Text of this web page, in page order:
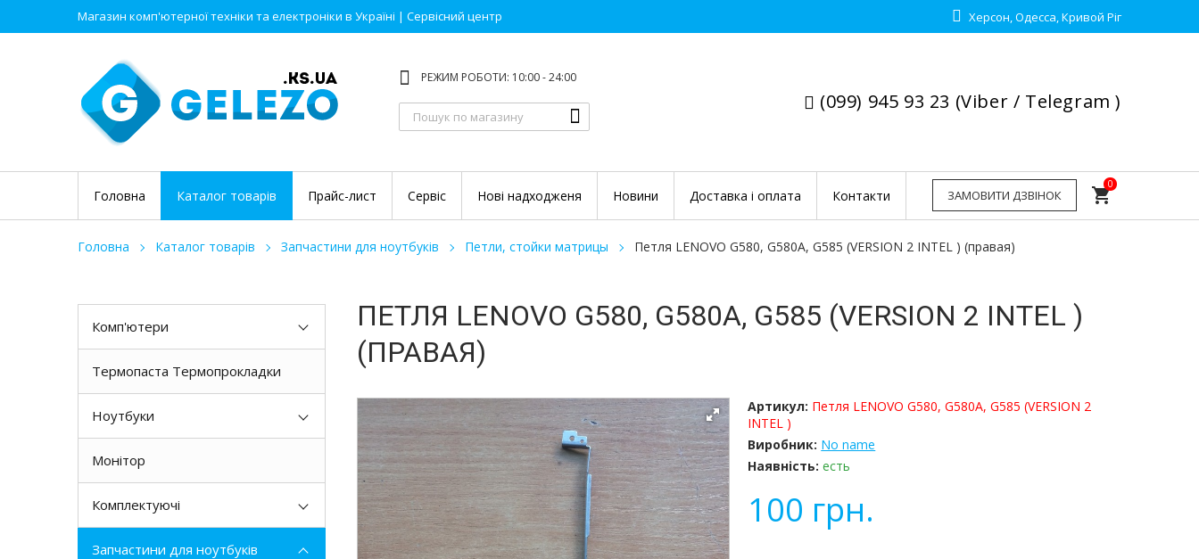
Магазин комп'ютерної техніки та електроніки в Україні | Сервісний центр Херсон, Одесса, Кривой Ріг
(099) 945 93 23 (Viber / Telegram )
РЕЖИМ РОБОТИ: 10:00 - 24:00
ЗАМОВИТИ ДЗВІНОК
Головна Каталог товарів Прайс-лист Сервіс Нові надходженя Новини Доставка і оплата Контакти shopping_cart
0
Головна Каталог товарів Запчастини для ноутбуків Петли, стойки матрицы Петля LENOVO G580, G580A, G585 (VERSION 2 INTEL ) (правая)
ПЕТЛЯ LENOVO G580, G580A, G585 (VERSION 2 INTEL )
(ПРАВАЯ)
Артикул: Петля LENOVO G580, G580A, G585 (VERSION 2
INTEL )
Виробник: No name
Наявність: есть
100 грн.
Комп'ютери
Термопаста Термопрокладки
Ноутбуки
Монітор
Комплектуючі
Запчастини для ноутбуків